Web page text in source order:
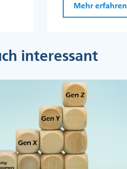
Mehr erfahren
interessant